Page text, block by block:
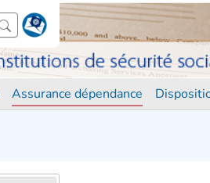
Assurance dépendance